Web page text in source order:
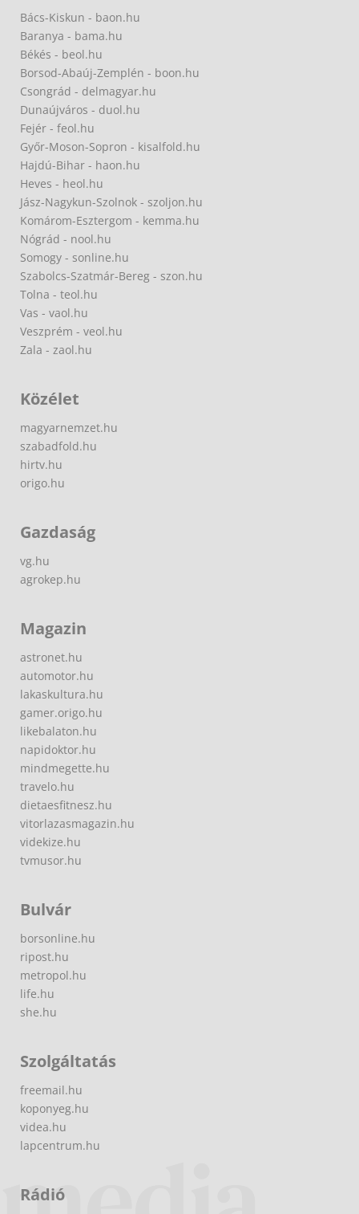
Bács-Kiskun - baon.hu
Baranya - bama.hu
Békés - beol.hu
Borsod-Abaúj-Zemplén - boon.hu
Csongrád - delmagyar.hu
Dunaújváros - duol.hu
Fejér - feol.hu
Győr-Moson-Sopron - kisalfold.hu
Hajdú-Bihar - haon.hu
Heves - heol.hu
Jász-Nagykun-Szolnok - szoljon.hu
Komárom-Esztergom - kemma.hu
Nógrád - nool.hu
Somogy - sonline.hu
Szabolcs-Szatmár-Bereg - szon.hu
Tolna - teol.hu
Vas - vaol.hu
Veszprém - veol.hu
Zala - zaol.hu
Közélet
magyarnemzet.hu
szabadfold.hu
hirtv.hu
origo.hu
Gazdaság
vg.hu
agrokep.hu
Magazin
astronet.hu
automotor.hu
lakaskultura.hu
gamer.origo.hu
likebalaton.hu
napidoktor.hu
mindmegette.hu
travelo.hu
dietaesfitnesz.hu
vitorlazasmagazin.hu
videkize.hu
tvmusor.hu
Bulvár
borsonline.hu
ripost.hu
metropol.hu
life.hu
she.hu
Szolgáltatás
freemail.hu
koponyeg.hu
videa.hu
lapcentrum.hu
Rádió